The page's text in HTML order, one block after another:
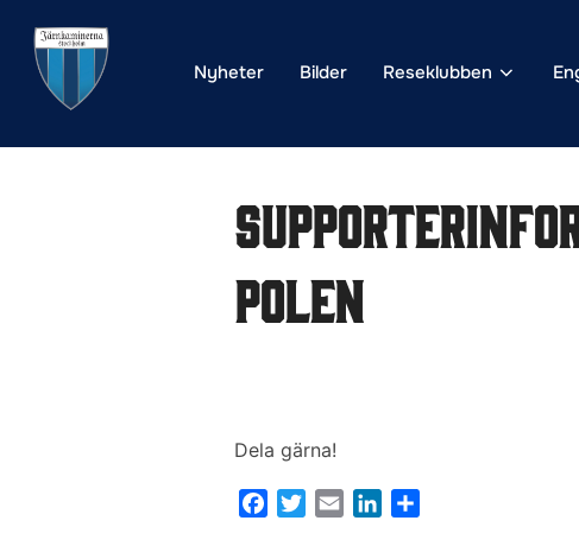
innehåll
Nyheter Bilder Reseklubben
Polen
Dela gärna!